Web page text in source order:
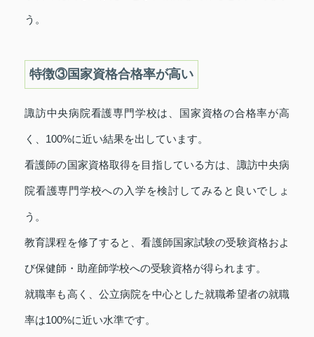
う。
特徴③国家資格合格率が高い
諏訪中央病院看護専門学校は、国家資格の合格率が高
く、100%に近い結果を出しています。
看護師の国家資格取得を目指している方は、諏訪中央病
院看護専門学校への入学を検討してみると良いでしょ
う。
教育課程を修了すると、看護師国家試験の受験資格およ
び保健師・助産師学校への受験資格が得られます。
就職率も高く、公立病院を中心とした就職希望者の就職
率は100%に近い水準です。